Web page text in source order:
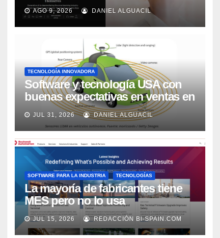
AGO 9, 2026 DANIEL ALGUACIL
TECNOLOGÍA INNOVADORA
Software y tecnología USA con
buenas expectativas en ventas en
los próximos 2 años, según
Market Watch
JUL 31, 2026 DANIEL ALGUACIL
SOFTWARE PARA LA INDUSTRIA TECNOLOGÍAS
La mayoría de fabricantes tiene
MES pero no lo usa
adecuadamente, según Rockwell
Automation
JUL 15, 2026 REDACCIÓN BI-SPAIN.COM